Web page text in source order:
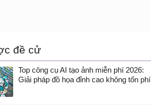
đề cử
Top công cụ AI tạo ảnh miễn phí 2026:
Giải pháp đồ họa đỉnh cao không tốn phí